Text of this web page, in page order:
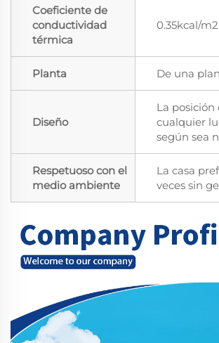
Coeficiente de
conductividad
térmica
0.35kcal/
Planta De una
Diseño
La
cualquier
según sea
Respetuoso con el
medio ambiente
La casa
veces sin